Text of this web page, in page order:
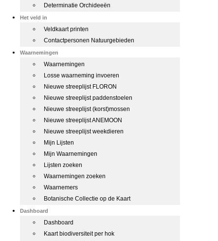
Determinatie Orchideeën
Het veld in
Veldkaart printen
Contactpersonen Natuurgebieden
Waarnemingen
Waarnemingen
Losse waarneming invoeren
Nieuwe streeplijst FLORON
Nieuwe streeplijst paddenstoelen
Nieuwe streeplijst (korst)mossen
Nieuwe streeplijst ANEMOON
Nieuwe streeplijst weekdieren
Mijn Lijsten
Mijn Waarnemingen
Lijsten zoeken
Waarnemingen zoeken
Waarnemers
Botanische Collectie op de Kaart
Dashboard
Dashboard
Kaart biodiversiteit per hok